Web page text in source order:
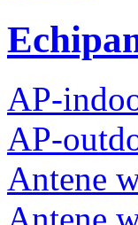
AP-
AP-
Antene